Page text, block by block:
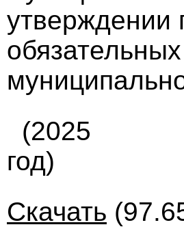
утверждении
(2025
год)
Скачать